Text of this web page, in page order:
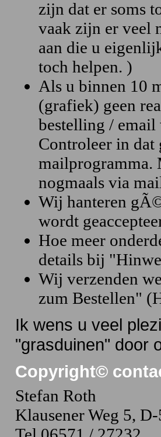
zijn dat er soms
vaak zijn er veel
aan die u
toch helpen. )
Als u binnen 10
(grafiek) geen
bestelling /
Controleer in
mailprogramma.
nogmaals via
Wij hanteren
wordt
Hoe meer
details bij
Wij verzenden
zum Bestellen"
Ik wens u veel
"grasduinen" door
Copyright©
Stefan Roth
Klausener Weg 5,